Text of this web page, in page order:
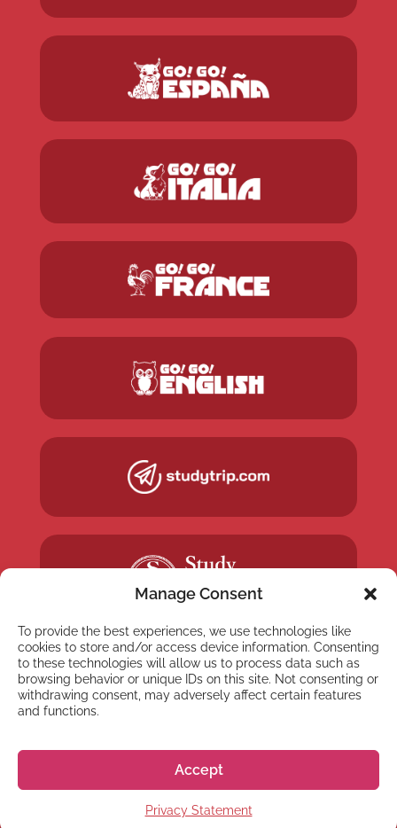
Manage Consent
To provide the best experiences, we use technologies like
cookies to store and/or access device information. Consenting
to these technologies will allow us to process data such as
browsing behavior or unique IDs on this site. Not consenting or
withdrawing consent, may adversely affect certain features
and functions.
Accept
Privacy Statement
Suscríbete a nuestra
newsletter